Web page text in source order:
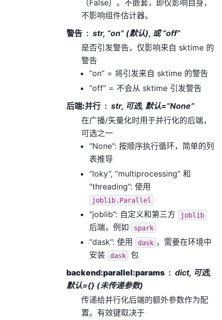
（False）。不嵌套，即仅影响自身，
不影响组件估计器。
警告
str, “on” (默认), 或 “off”
是否引发警告，仅影响来自 sktime 的
警告
“on” = 将引发来自 sktime 的警告
“off” = 不会从 sktime 引发警告
后端:并行
str, 可选, 默认=”None”
在广播/矢量化时用于并行化的后端，
可选之一
“None”: 按顺序执行循环，简单的列
表推导
“loky”, “multiprocessing” 和
“threading”: 使用
joblib.Parallel
“joblib”: 自定义和第三方 joblib
后端，例如 spark
“dask”: 使用 dask ，需要在环境中
安装
dask
包
backend:parallel:params
dict, 可选,
默认={} (未传递参数)
传递给并行化后端的额外参数作为配
置。有效键取决于